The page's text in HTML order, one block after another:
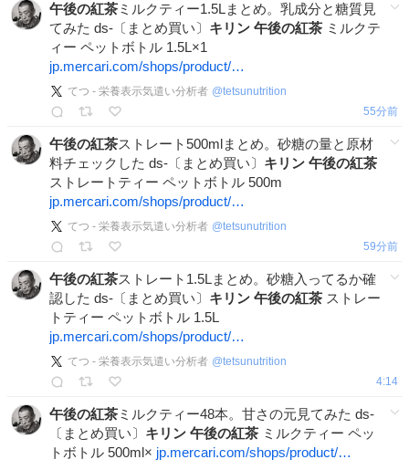
午後の紅茶ミルクティー1.5Lまとめ。乳成分と糖質見
てみた ds-〔まとめ買い〕 キリン 午後の紅茶 ミルクテ
ィー ペットボトル 1.5L×1
jp.mercari.com/shops/product/…
てつ - 栄養表示気遣い分析者 @tetsunutrition
56分前
午後の紅茶ストレート500mlまとめ。砂糖の量と原材
料チェックした ds-〔まとめ買い〕 キリン 午後の紅茶
ストレートティー ペットボトル 500m
jp.mercari.com/shops/product/…
てつ - 栄養表示気遣い分析者 @tetsunutrition
60分前
午後の紅茶ストレート1.5Lまとめ。砂糖入ってるか確
認した ds-〔まとめ買い〕 キリン 午後の紅茶 ストレー
トティー ペットボトル 1.5L
jp.mercari.com/shops/product/…
てつ - 栄養表示気遣い分析者 @tetsunutrition
4:14
午後の紅茶ミルクティー48本。甘さの元見てみた ds-
〔まとめ買い〕 キリン 午後の紅茶 ミルクティー ペッ
トボトル 500ml× jp.mercari.com/shops/product/…